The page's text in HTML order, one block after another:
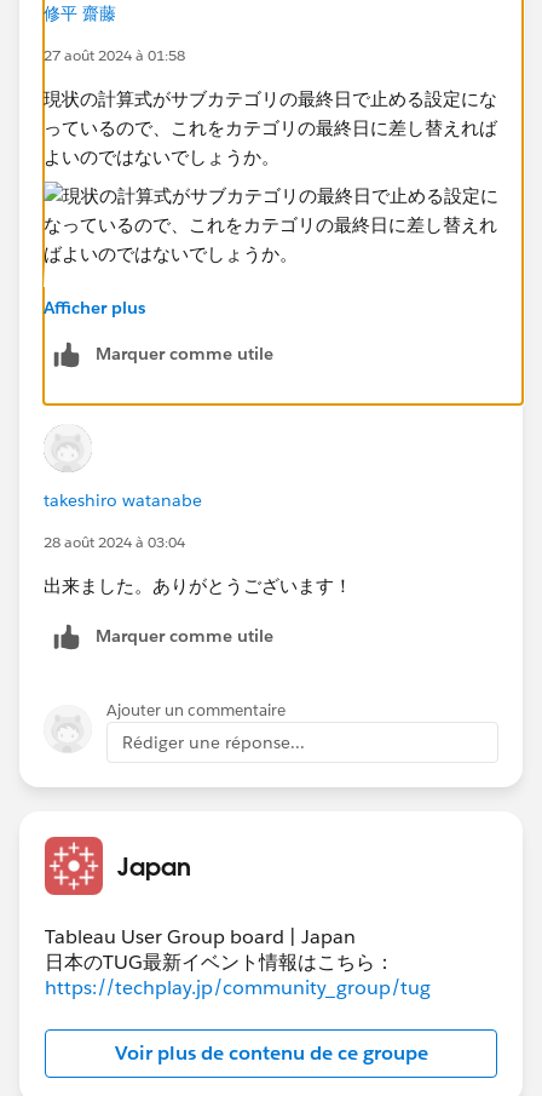
修平 齋藤
27 août 2024 à 01:58
現状の計算式がサブカテゴリの最終日で止める設定にな
っているので、これをカテゴリの最終日に差し替えれば
よいのではないでしょうか。
Afficher plus
Marquer comme utile
takeshiro watanabe
28 août 2024 à 03:04
出来ました。ありがとうございます！
Marquer comme utile
Ajouter un commentaire
Rédiger une réponse...
Japan
Tableau User Group board | Japan
日本のTUG最新イベント情報はこちら：
https://techplay.jp/community_group/tug
Voir plus de contenu de ce groupe